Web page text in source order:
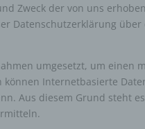
Zweck der von uns
Datenschutzerklärung
umgesetzt, um einen
Internetbasierte
Aus diesem Grund steht